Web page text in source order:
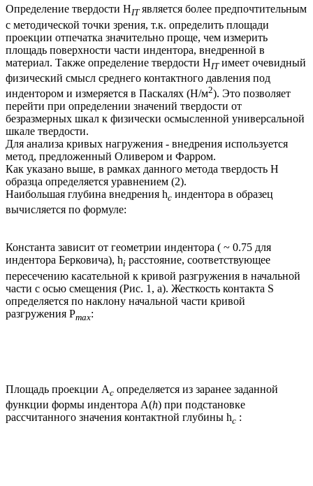
Определение твердости HITявляется более предпочтительным
с методической точки зрения, т.к. определить площади
проекции отпечатка значительно проще, чем измерить
площадь поверхности части индентора, внедренной в
материал. Также определение твердости HITимеет очевидный
физический смысл среднего контактного давления под
индентором и измеряется в Паскалях (Н/м2). Это позволяет
перейти при определении значений твердости от
безразмерных шкал к физически осмысленной универсальной
шкале твердости.
Для анализа кривых нагружения - внедрения используется
метод, предложенный Оливером и Фарром.
Как указано выше, в рамках данного метода твердость H
образца определяется уравнением (2).
Наибольшая глубина внедрения hc индентора в образец
вычисляется по формуле:
Константа зависит от геометрии индентора ( ~ 0.75 для
индентора Берковича), hi расстояние, соответствующее
пересечению касательной к кривой разгружения в начальной
части с осью смещения (Рис. 1, а). Жесткость контакта S
определяется по наклону начальной части кривой
разгружения Pmax:
Площадь проекции Ас определяется из заранее заданной
функции формы индентора A(h) при подстановке
рассчитанного значения контактной глубины hc :